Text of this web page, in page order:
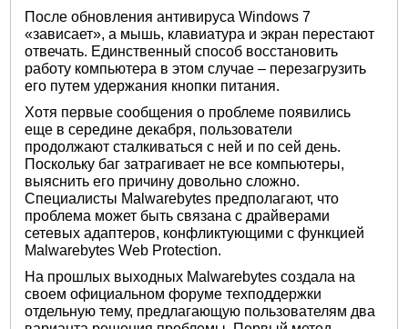
После обновления антивируса Windows 7
«зависает», а мышь, клавиатура и экран перестают
отвечать. Единственный способ восстановить
работу компьютера в этом случае – перезагрузить
его путем удержания кнопки питания.
Хотя первые сообщения о проблеме появились
еще в середине декабря, пользователи
продолжают сталкиваться с ней и по сей день.
Поскольку баг затрагивает не все компьютеры,
выяснить его причину довольно сложно.
Специалисты Malwarebytes предполагают, что
проблема может быть связана с драйверами
сетевых адаптеров, конфликтующими с функцией
Malwarebytes Web Protection.
На прошлых выходных Malwarebytes создала на
своем официальном форуме техподдержки
отдельную тему, предлагающую пользователям два